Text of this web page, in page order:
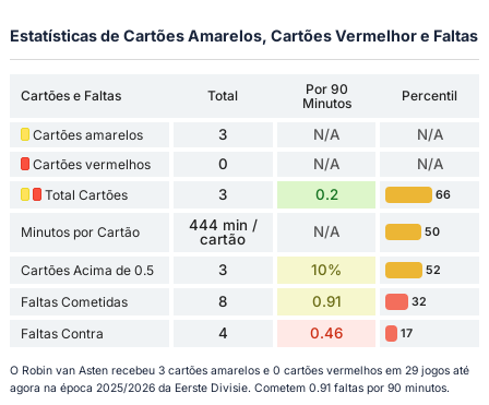
Estatísticas de Cartões Amarelos, Cartões Vermelhor e Faltas
Cartões e Faltas Total
Por 90
Minutos
Percentil
Cartões amarelos 3 N/A N/A
Cartões vermelhos 0 N/A N/A
Total Cartões 3 0.2 66
Minutos por Cartão
444 min /
cartão
N/A 50
Cartões Acima de 0.5 3 10% 52
Faltas Cometidas 8 0.91 32
Faltas Contra 4 0.46 17
O Robin van Asten recebeu 3 cartões amarelos e 0 cartões vermelhos em 29 jogos até
agora na época 2025/2026 da Eerste Divisie. Cometem 0.91 faltas por 90 minutos.